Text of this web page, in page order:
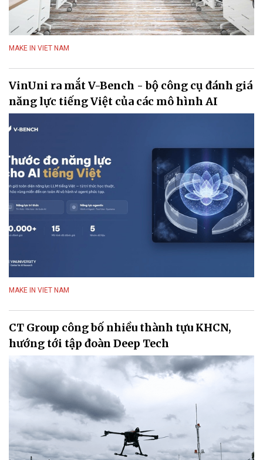
MAKE IN VIET NAM
VinUni ra mắt V-Bench - bộ công cụ đánh giá
năng lực tiếng Việt của các mô hình AI
MAKE IN VIET NAM
CT Group công bố nhiều thành tựu KHCN,
hướng tới tập đoàn Deep Tech